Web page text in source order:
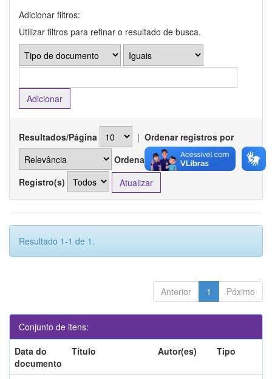
Adicionar filtros:
Utilizar filtros para refinar o resultado de busca.
Resultados/Página | Ordenar registros por
Ordenar
Registro(s)
Resultado 1-1 de 1.
Anterior 1 Póximo
Conjunto de itens:
Data do
documento
Título Autor(es) Tipo